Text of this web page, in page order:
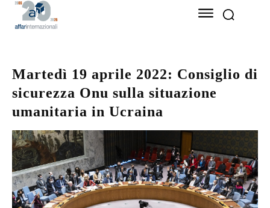
Martedì 19 aprile 2022: Consiglio di
sicurezza Onu sulla situazione
umanitaria in Ucraina